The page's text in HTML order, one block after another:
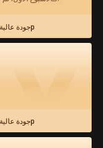
جودة عالية 1080p
جودة عالية 1080p